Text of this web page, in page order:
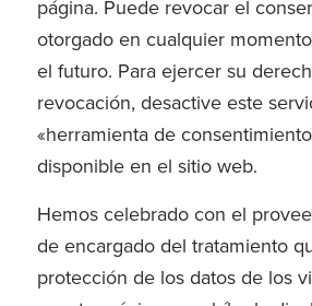
página. Puede revocar el
otorgado en cualquier
el futuro. Para ejercer su
revocación, desactive este
«herramienta de
disponible en el sitio web.
Hemos celebrado con el
de encargado del tratamiento
protección de los datos de los